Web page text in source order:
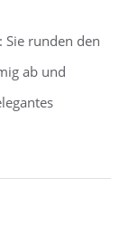
Sie runden den
ab und